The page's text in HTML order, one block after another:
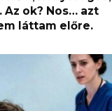
ok? Nos… azt
láttam előre.